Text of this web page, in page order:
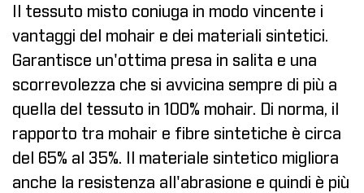
Il tessuto misto coniuga in modo vincente i
vantaggi del mohair e dei materiali sintetici.
Garantisce un'ottima presa in salita e una
scorrevolezza che si avvicina sempre di più a
quella del tessuto in 100% mohair. Di norma, il
rapporto tra mohair e fibre sintetiche è circa
del 65% al 35%. Il materiale sintetico migliora
anche la resistenza all'abrasione e quindi è più